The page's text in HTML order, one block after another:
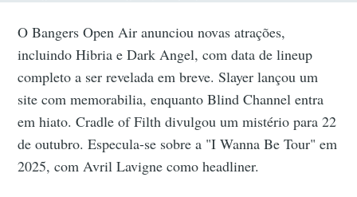
O Bangers Open Air anunciou novas atrações,
incluindo Hibria e Dark Angel, com data de lineup
completo a ser revelada em breve. Slayer lançou um
site com memorabilia, enquanto Blind Channel entra
em hiato. Cradle of Filth divulgou um mistério para 22
de outubro. Especula-se sobre a "I Wanna Be Tour" em
2025, com Avril Lavigne como headliner.